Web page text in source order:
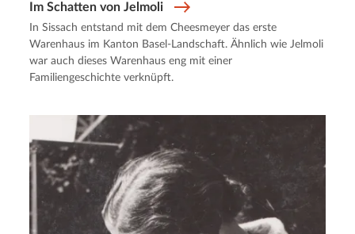
Im Schatten von Jelmoli
In Sissach entstand mit dem Cheesmeyer das erste
Warenhaus im Kanton Basel-Landschaft. Ähnlich wie Jelmoli
war auch dieses Warenhaus eng mit einer
Familiengeschichte verknüpft.